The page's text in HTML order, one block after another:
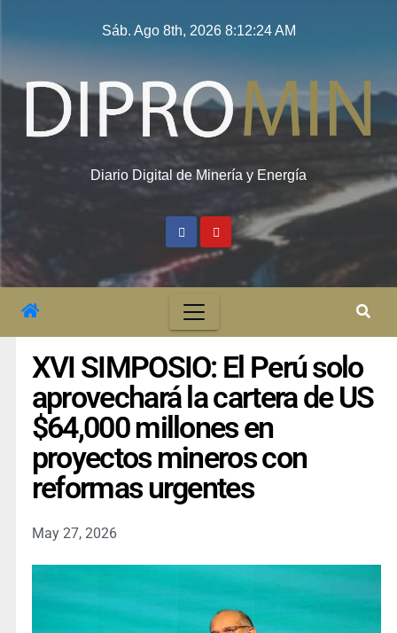
Sáb. Ago 8th, 2026 8:12:25 AM
Diario Digital de Minería y Energía
XVI SIMPOSIO: El Perú solo
aprovechará la cartera de US
$64,000 millones en
proyectos mineros con
reformas urgentes
May 27, 2026